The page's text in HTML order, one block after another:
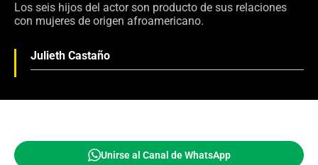
Los seis hijos del actor son producto de sus relaciones
con mujeres de origen afroamericano.
Julieth Castaño
Unirse al Canal de WhatsApp